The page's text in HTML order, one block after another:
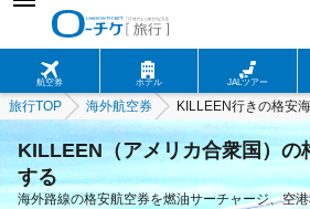
航空券 ホテル JALツアー
旅行TOP 海外航空券 KILLEEN行きの格安
KILLEEN（アメリカ合衆国）の
する
海外路線の格安航空券を燃油サーチャージ、空